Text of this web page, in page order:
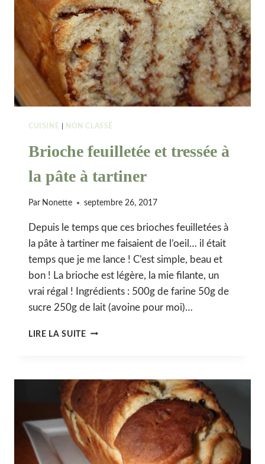
CUISINE NON CLASSÉ
Brioche feuilletée et tressée à
la pâte à tartiner
Par Nonette septembre 26, 2017
Depuis le temps que ces brioches feuilletées à
la pâte à tartiner me faisaient de l’oeil… il était
temps que je me lance ! C’est simple, beau et
bon ! La brioche est légère, la mie filante, un
vrai régal ! Ingrédients : 500g de farine 50g de
sucre 250g de lait (avoine pour moi)…
LIRE LA SUITEBRIOCHE
À
LA
PÂTE
À
TARTINER